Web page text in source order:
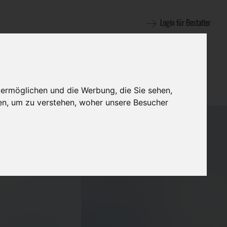
und die Werbung, die Sie sehen,
um zu verstehen, woher unsere Besucher
Login für Bestatter